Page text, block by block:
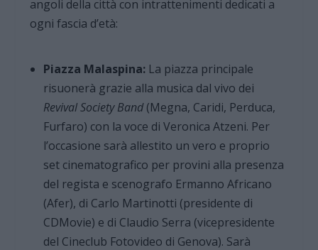
angoli della città con intrattenimenti dedicati a
ogni fascia d’età:
Piazza Malaspina:La piazza principale
risuonerà grazie alla musica dal vivo dei
Revival Society Band(Megna, Caridi, Perduca,
Furfaro) con la voce di Veronica Atzeni. Per
l’occasione sarà allestito un vero e proprio
set cinematografico per provini alla presenza
del regista e scenografo Ermanno Africano
(Afer), di Carlo Martinotti (presidente di
CDMovie) e di Claudio Serra (vicepresidente
del Cineclub Fotovideo di Genova). Sarà